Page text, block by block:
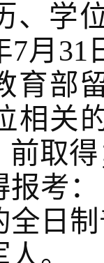
、学
7月
育部
相关
前取
考：
全日
。